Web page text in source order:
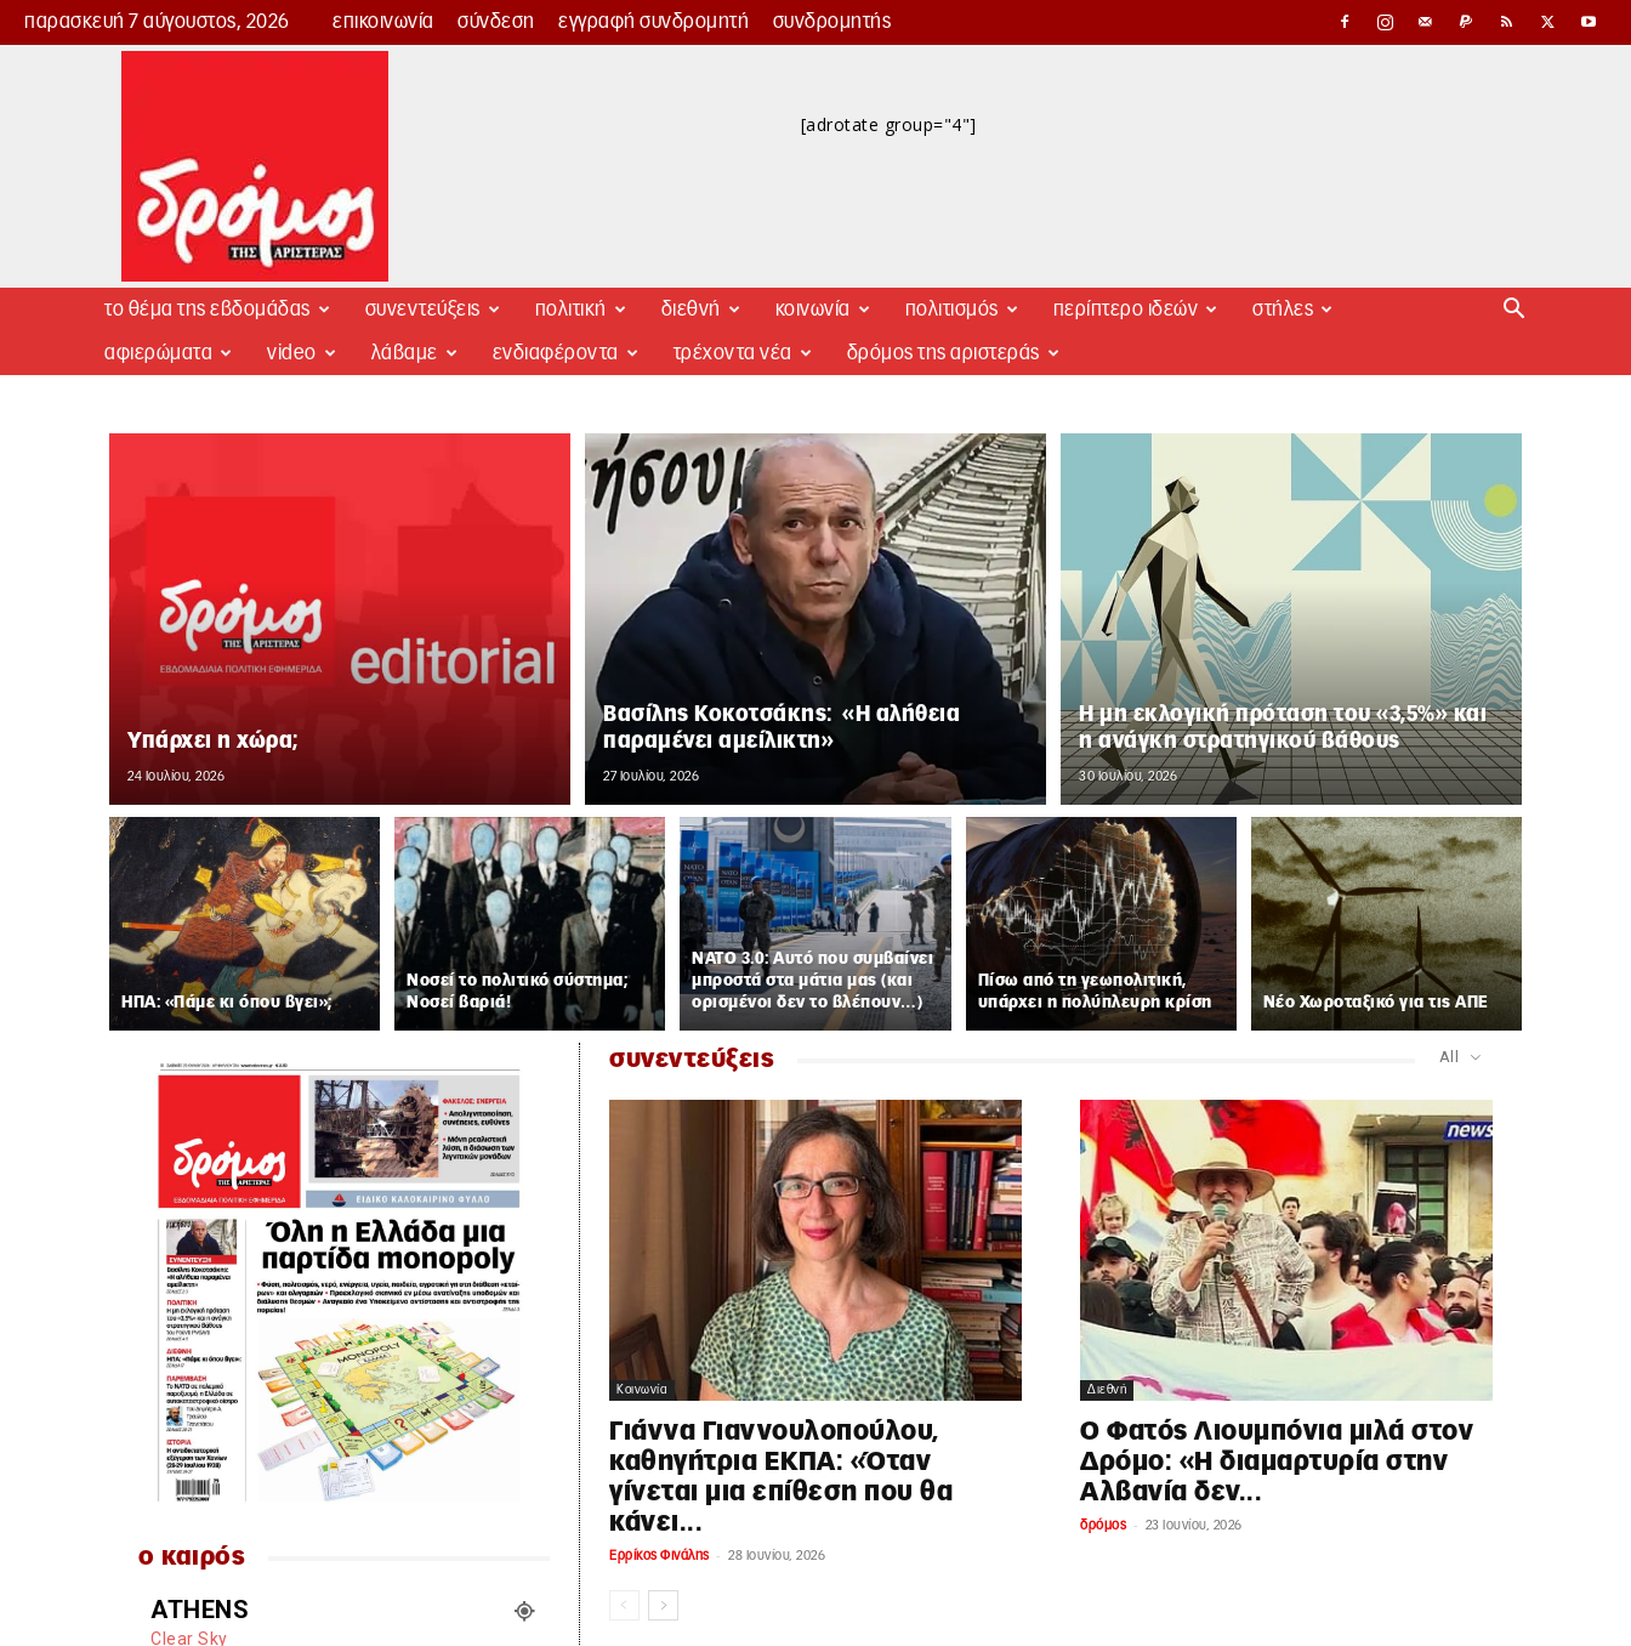
παρασκευή 7 αύγουστος, 2026 επικοινωνία σύνδεση εγγραφή συνδρομητή
συνδρομητής
Δρόμος
[adrotate group="4"]
το θέμα της εβδομάδας συνεντεύξεις πολιτική διεθνή κοινωνία πολιτισμός περίπτερο ιδεών στήλες
αφιερώματα video λάβαμε ενδιαφέροντα τρέχοντα νέα δρόμος της αριστεράς
Υπάρχει η χώρα;
24 Ιουλίου, 2026
Βασίλης Κοκοτσάκης: «Η αλήθεια
παραμένει αμείλικτη»
27 Ιουλίου, 2026
Η μη εκλογική πρόταση του «3,5%» και
η ανάγκη στρατηγικού βάθους
30 Ιουλίου, 2026
ΗΠΑ: «Πάμε κι όπου βγει»;
Νοσεί το πολιτικό σύστημα;
Νοσεί βαριά!
ΝΑΤΟ 3.0: Αυτό που συμβαίνει
μπροστά στα μάτια μας (και
ορισμένοι δεν το βλέπουν…)
Πίσω από τη γεωπολιτική,
υπάρχει η πολύπλευρη κρίση
Νέο Χωροταξικό για τις ΑΠΕ
ο καιρός
ATHENS
Clear Sky
συνεντεύξεις All
Κοινωνία
Γιάννα Γιαννουλοπούλου,
καθηγήτρια ΕΚΠΑ: «Όταν
γίνεται μια επίθεση που θα
κάνει...
Ερρίκος Φινάλης - 28 Ιουνίου, 2026
Διεθνή
Ο Φατός Λιουμπόνια μιλά στον
Δρόμο: «Η διαμαρτυρία στην
Αλβανία δεν...
δρόμος - 23 Ιουνίου, 2026